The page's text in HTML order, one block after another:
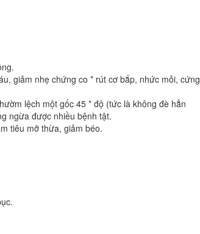
giảm nhẹ chứng co * rút cơ bắp, nhức mỏi, cứng
lệch một gốc 45 * độ (tức là không đè hẳn
ngừa được nhiều bệnh tật.
tiêu mỡ thừa, giảm béo.